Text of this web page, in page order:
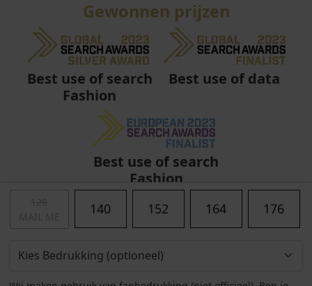
140 152 164 176
Gewonnen prijzen
Best use of search
Fashion
Best use of data
Best use of search
Fashion